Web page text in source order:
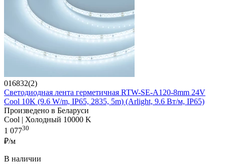
016832(2)
Светодиодная лента герметичная RTW-SE-A120-8mm 24V
Cool 10K (9.6 W/m, IP65, 2835, 5m) (Arlight, 9.6 Вт/м, IP65)
Произведено в Беларуси
Cool | Холодный 10000 K
1 07730
₽/м
В наличии